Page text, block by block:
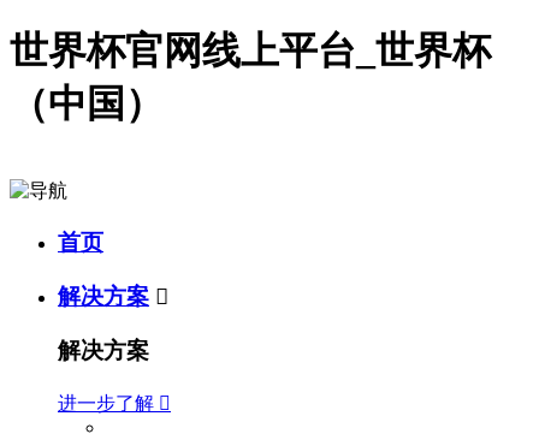
世界杯官网线上平台_世界杯
（中国）
首页
解决方案 
解决方案
进一步了解 